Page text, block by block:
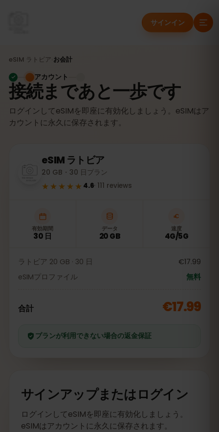
サインイン
eSIM ラトビア お会計
接続まであと一歩です
ログインしてeSIMを即座に有効化しましょう。eSIMはア
カウントに永久に保存されます。
アカウント
eSIM ラトビア
20 GB・30 日プラン
★★★★★ 4.6· 111 reviews
有効期間
30 日
データ
20 GB
速度
4G/5G
ラトビア 20 GB · 30 日
€17.99
eSIMプロファイル
無料
合計 €17.99
プランが利用できない場合の返金保証
サインアップまたはログイン
ログインしてeSIMを即座に有効化しましょう。
eSIMはアカウントに永久に保存されます。